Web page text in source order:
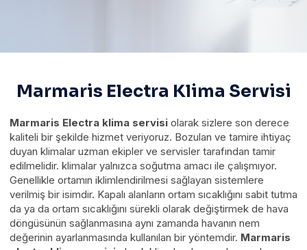
Marmaris Electra Klima Servisi
Marmaris Electra klima servisi olarak sizlere son derece
kaliteli bir şekilde hizmet veriyoruz. Bozulan ve tamire ihtiyaç
duyan klimalar uzman ekipler ve servisler tarafından tamir
edilmelidir. klimalar yalnızca soğutma amacı ile çalışmıyor.
Genellikle ortamın iklimlendirilmesi sağlayan sistemlere
verilmiş bir isimdir. Kapalı alanların ortam sıcaklığını sabit tutma
da ya da ortam sıcaklığını sürekli olarak değiştirmek de hava
döngüsünün sağlanmasına aynı zamanda havanın nem
değerinin ayarlanmasında kullanılan bir yöntemdir. Marmaris